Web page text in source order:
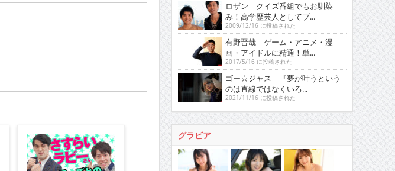
ロザン クイズ番組でもお馴染
み！高学歴芸人としてブ...
2009/12/16 に投稿された
有野晋哉 ゲーム・アニメ・漫
画・アイドルに精通！単...
2017/5/16 に投稿された
ゴー☆ジャス 『夢が叶うという
のは直線ではなくいろ...
2021/11/16 に投稿された
グラビア